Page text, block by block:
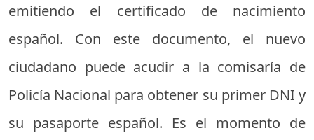
emitiendo el certificado de nacimiento
español. Con este documento, el nuevo
ciudadano puede acudir a la comisaría de
Policía Nacional para obtener su primer DNI y
su pasaporte español. Es el momento de